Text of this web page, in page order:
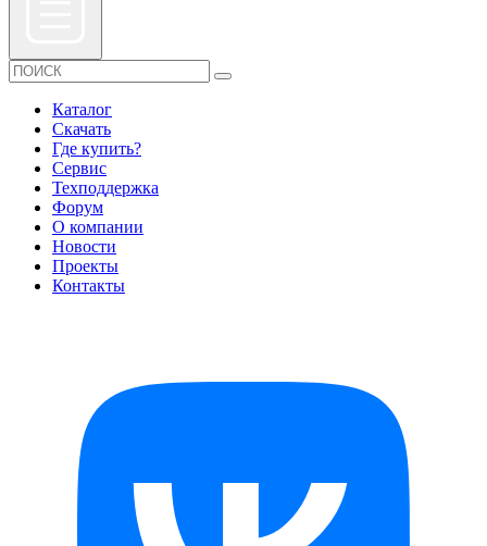
Каталог
Скачать
Где купить?
Сервис
Техподдержка
Форум
О компании
Новости
Проекты
Контакты